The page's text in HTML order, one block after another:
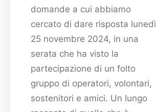
domande a cui abbiamo
cercato di dare risposta lunedì
25 novembre 2024, in una
serata che ha visto la
partecipazione di un folto
gruppo di operatori, volontari,
sostenitori e amici. Un lungo